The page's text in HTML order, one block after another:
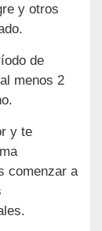
y otros
de
menos 2
y te
comenzar a